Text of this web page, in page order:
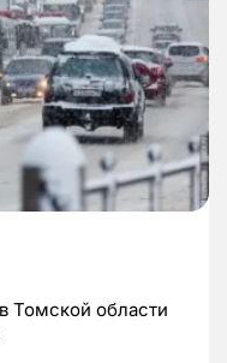
Томской области